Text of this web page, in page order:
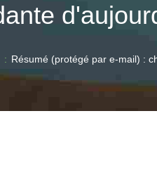
Résumé (protégé par e-mail) :